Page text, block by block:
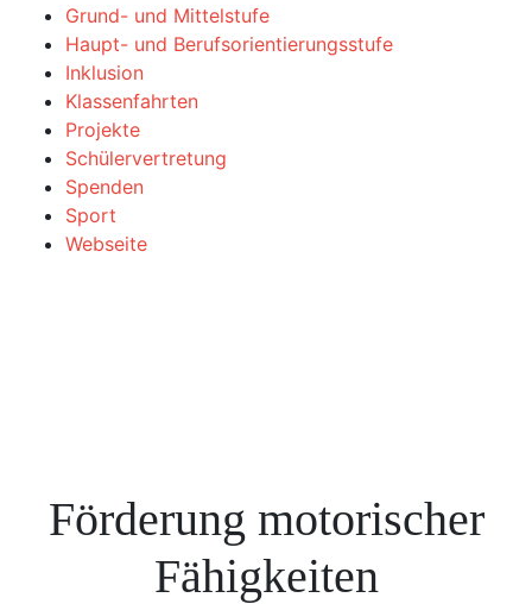
Grund- und Mittelstufe
Haupt- und Berufsorientierungsstufe
Inklusion
Klassenfahrten
Projekte
Schülervertretung
Spenden
Sport
Webseite
Förderung motorischer
Fähigkeiten